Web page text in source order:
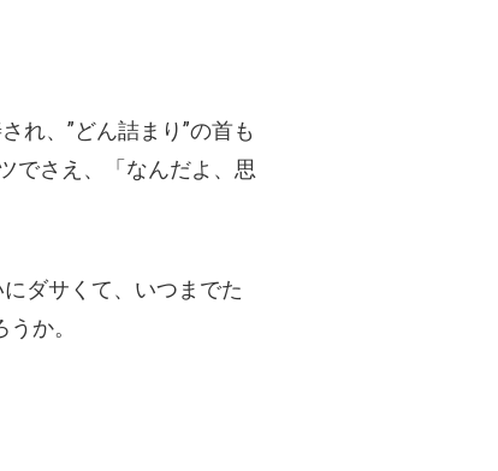
れ、”どん詰まり”の首も
でさえ、「なんだよ、思
ダサくて、いつまでた
か。